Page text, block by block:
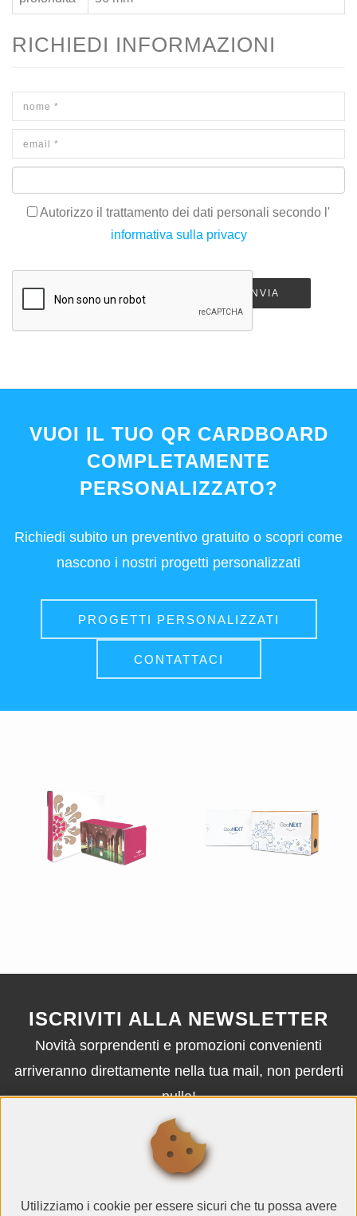
RICHIEDI INFORMAZIONI
Autorizzo il trattamento dei dati personali secondo l'
informativa sulla privacy
INVIA
VUOI IL TUO QR CARDBOARD
COMPLETAMENTE
PERSONALIZZATO?
Richiedi subito un preventivo gratuito o scopri come
nascono i nostri progetti personalizzati
PROGETTI PERSONALIZZATI
CONTATTACI
Utilizziamo i cookie per essere sicuri che tu possa avere
ISCRIVITI ALLA NEWSLETTER
Novità sorprendenti e promozioni convenienti
arriveranno direttamente nella tua mail, non perderti
nulla!
ISCRIVITI